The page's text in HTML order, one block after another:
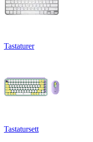
Tastaturer
Tastatursett